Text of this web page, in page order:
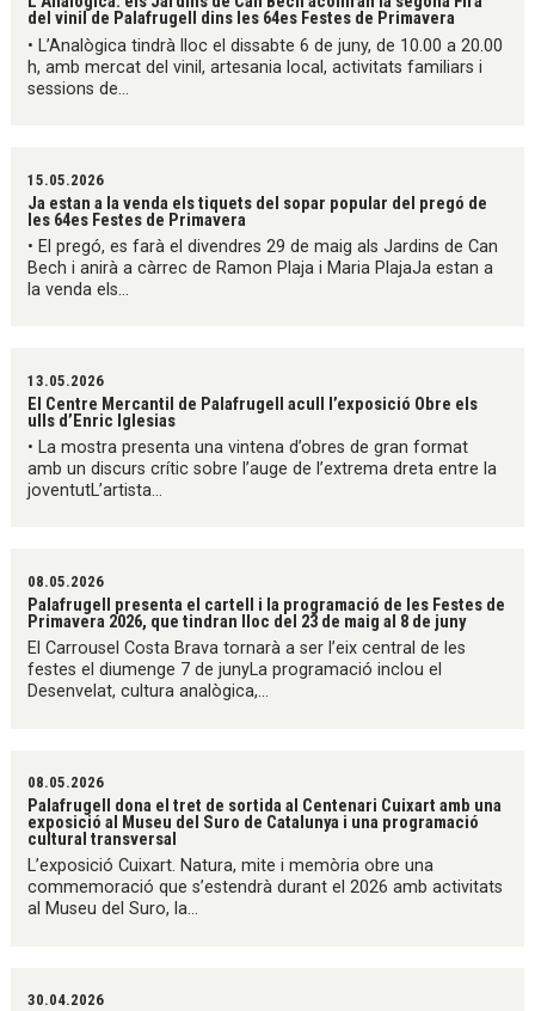
del vinil de Palafrugell dins les 64es Festes de Primavera
• L’Analògica tindrà lloc el dissabte 6 de juny, de 10.00 a 20.00
h, amb mercat del vinil, artesania local, activitats familiars i
sessions de...
15.05.2026
Ja estan a la venda els tiquets del sopar popular del pregó de
les 64es Festes de Primavera
• El pregó, es farà el divendres 29 de maig als Jardins de Can
Bech i anirà a càrrec de Ramon Plaja i Maria PlajaJa estan a
la venda els...
13.05.2026
El Centre Mercantil de Palafrugell acull l’exposició Obre els
ulls d’Enric Iglesias
• La mostra presenta una vintena d’obres de gran format
amb un discurs crític sobre l’auge de l’extrema dreta entre la
joventutL’artista...
08.05.2026
Palafrugell presenta el cartell i la programació de les Festes de
Primavera 2026, que tindran lloc del 23 de maig al 8 de juny
El Carrousel Costa Brava tornarà a ser l’eix central de les
festes el diumenge 7 de junyLa programació inclou el
Desenvelat, cultura analògica,...
08.05.2026
Palafrugell dona el tret de sortida al Centenari Cuixart amb una
exposició al Museu del Suro de Catalunya i una programació
cultural transversal
L’exposició Cuixart. Natura, mite i memòria obre una
commemoració que s’estendrà durant el 2026 amb activitats
al Museu del Suro, la...
30.04.2026